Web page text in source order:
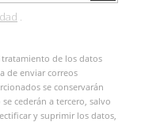
.
tratamiento de los datos
de enviar correos
se conservarán
cederán a tercero, salvo
y suprimir los datos,